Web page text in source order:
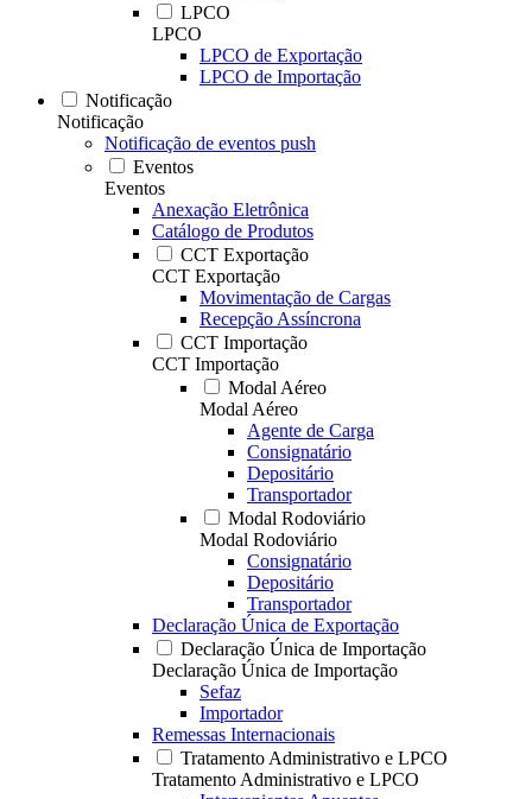
LPCO
LPCO
LPCO de Exportação
LPCO de Importação
Notificação
Notificação
Notificação de eventos push
Eventos
Eventos
Anexação Eletrônica
Catálogo de Produtos
CCT Exportação
CCT Exportação
Movimentação de Cargas
Recepção Assíncrona
CCT Importação
CCT Importação
Modal Aéreo
Modal Aéreo
Agente de Carga
Consignatário
Depositário
Transportador
Modal Rodoviário
Modal Rodoviário
Consignatário
Depositário
Transportador
Declaração Única de Exportação
Declaração Única de Importação
Declaração Única de Importação
Sefaz
Importador
Remessas Internacionais
Tratamento Administrativo e LPCO
Tratamento Administrativo e LPCO